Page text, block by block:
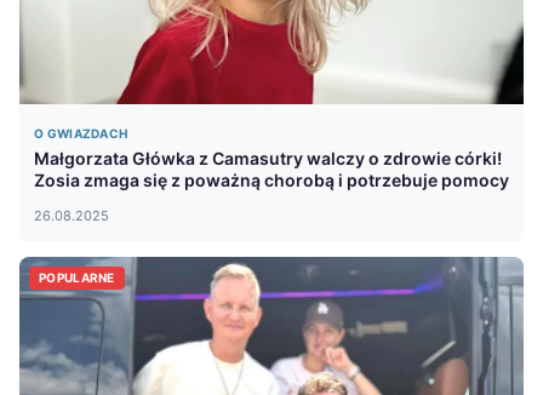
O GWIAZDACH
Małgorzata Główka z Camasutry walczy o zdrowie córki!
Zosia zmaga się z poważną chorobą i potrzebuje pomocy
26.08.2025
POPULARNE